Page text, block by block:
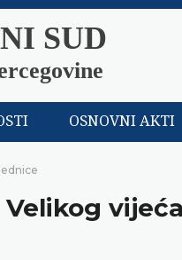
SUD
OSNOVNI AKTI
Velikog vijeća